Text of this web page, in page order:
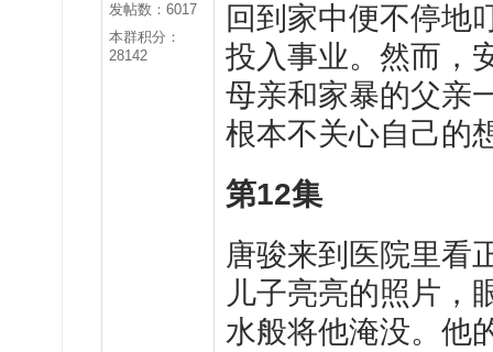
发帖数：6017
本群积分：
28142
回到家中便不停地
投入事业。然而，
母亲和家暴的父亲
根本不关心自己的
第12集
唐骏来到医院里看
儿子亮亮的照片，
水般将他淹没。他